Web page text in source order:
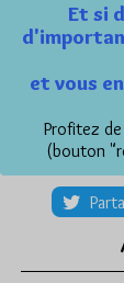
Et si
et vous
Profitez
(bouton